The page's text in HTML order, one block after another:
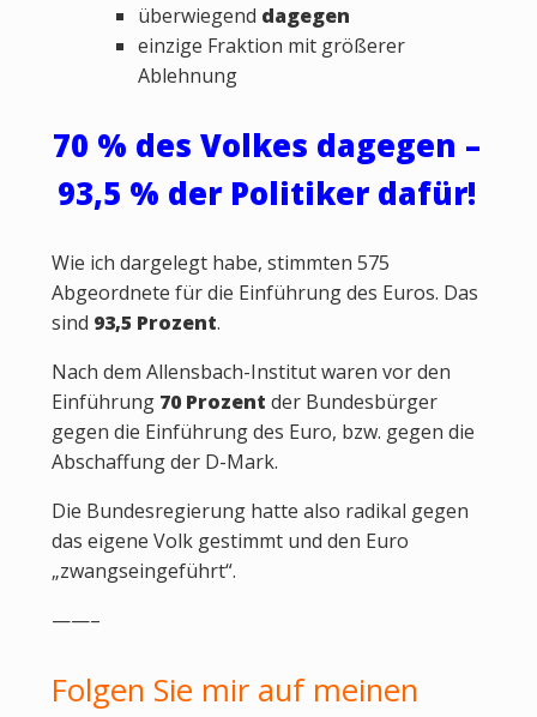
überwiegend dagegen
einzige Fraktion mit größerer
Ablehnung
70 % des Volkes dagegen –
93,5 % der Politiker dafür!
Wie ich dargelegt habe, stimmten 575
Abgeordnete für die Einführung des Euros. Das
sind 93,5 Prozent.
Nach dem Allensbach-Institut waren vor den
Einführung 70 Prozent der Bundesbürger
gegen die Einführung des Euro, bzw. gegen die
Abschaffung der D-Mark.
Die Bundesregierung hatte also radikal gegen
das eigene Volk gestimmt und den Euro
„zwangseingeführt“.
——–
Folgen Sie mir auf meinen